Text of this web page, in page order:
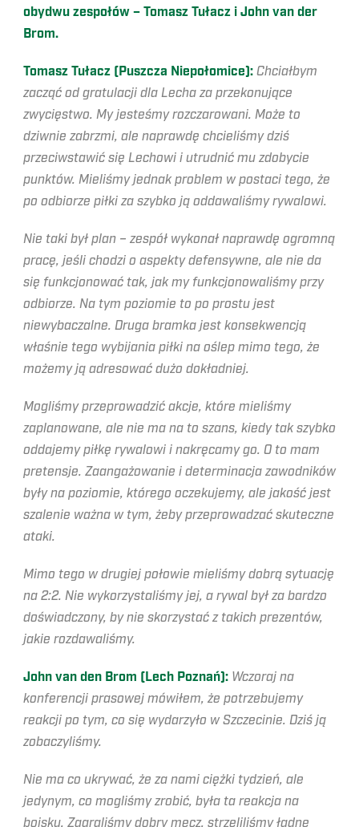
obydwu zespołów – Tomasz Tułacz i John van der
Brom.
Tomasz Tułacz (Puszcza Niepołomice): Chciałbym
zacząć od gratulacji dla Lecha za przekonujące
zwycięstwo. My jesteśmy rozczarowani. Może to
dziwnie zabrzmi, ale naprawdę chcieliśmy dziś
przeciwstawić się Lechowi i utrudnić mu zdobycie
punktów. Mieliśmy jednak problem w postaci tego, że
po odbiorze piłki za szybko ją oddawaliśmy rywalowi.
Nie taki był plan – zespół wykonał naprawdę ogromną
pracę, jeśli chodzi o aspekty defensywne, ale nie da
się funkcjonować tak, jak my funkcjonowaliśmy przy
odbiorze. Na tym poziomie to po prostu jest
niewybaczalne. Druga bramka jest konsekwencją
właśnie tego wybijania piłki na oślep mimo tego, że
możemy ją adresować dużo dokładniej.
Mogliśmy przeprowadzić akcje, które mieliśmy
zaplanowane, ale nie ma na to szans, kiedy tak szybko
oddajemy piłkę rywalowi i nakręcamy go. O to mam
pretensje. Zaangażowanie i determinacja zawodników
były na poziomie, którego oczekujemy, ale jakość jest
szalenie ważna w tym, żeby przeprowadzać skuteczne
ataki.
Mimo tego w drugiej połowie mieliśmy dobrą sytuację
na 2:2. Nie wykorzystaliśmy jej, a rywal był za bardzo
doświadczony, by nie skorzystać z takich prezentów,
jakie rozdawaliśmy.
John van den Brom (Lech Poznań): Wczoraj na
konferencji prasowej mówiłem, że potrzebujemy
reakcji po tym, co się wydarzyło w Szczecinie. Dziś ją
zobaczyliśmy.
Nie ma co ukrywać, że za nami ciężki tydzień, ale
jedynym, co mogliśmy zrobić, była ta reakcja na
boisku. Zagraliśmy dobry mecz, strzeliliśmy ładne